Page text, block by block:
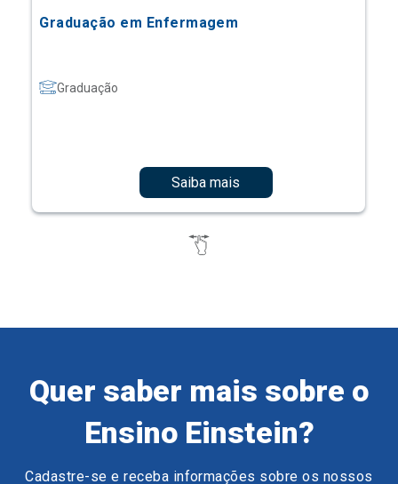
Graduação em Enfermagem
Graduação
Saiba mais
Quer saber mais sobre o
Ensino Einstein?
Cadastre-se e receba informações sobre os nossos